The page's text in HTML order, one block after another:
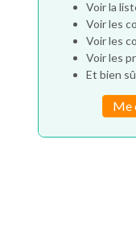
Voir la
Voir les
Voir les
Voir les
Et bien
Me